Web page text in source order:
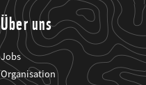
Über uns
Jobs
Organisation